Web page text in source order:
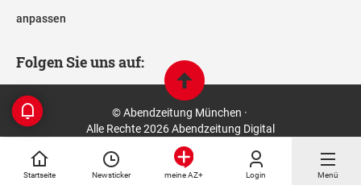
Startseite Newsticker meine AZ+ Login Menü
anpassen
Folgen Sie uns auf:
© Abendzeitung München ·
Alle Rechte 2026 Abendzeitung Digital